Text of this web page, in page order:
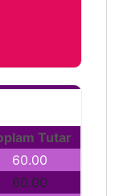
Tutar
60.00
60.00